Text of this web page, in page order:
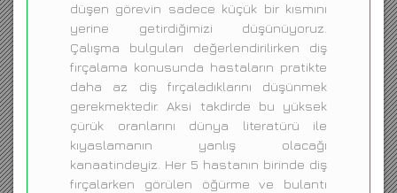
düşen görevin sadece küçük bir kısmını
yerine getirdiğimizi düşünüyoruz.
Çalışma bulguları değerlendirilirken diş
fırçalama konusunda hastaların pratikte
daha az diş fırçaladıklarını düşünmek
gerekmektedir. Aksi takdirde bu yüksek
çürük oranlarını dünya literatürü ile
kıyaslamanın yanlış olacağı
kanaatindeyiz. Her 5 hastanın birinde diş
fırçalarken görülen öğürme ve bulantı